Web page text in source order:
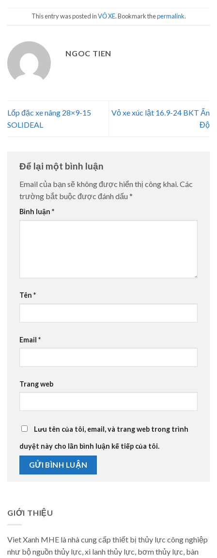
This entry was posted inVỎ XE. Bookmark thepermalink.
NGOC TIEN
Lốp đặc xe nâng 28×9-15
SOLIDEAL
Vỏ xe xúc lật 16.9-24 BKT Ấn
Độ
Để lại một bình luận
Email của bạn sẽ không được hiển thị công khai.Các
trường bắt buộc được đánh dấu *
Bình luận *
Tên *
Email *
Trang web
Lưu tên của tôi, email, và trang web trong trình
duyệt này cho lần bình luận kế tiếp của tôi.
GIỚI THIỆU
Viet Xanh MHE là nhà cung cấp thiết bị thủy lực công nghiệp
như bộ nguồn thủy lực, xi lanh thủy lực, bơm thủy lực, bàn